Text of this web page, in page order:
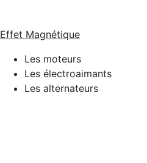
Effet Magnétique
Les moteurs
Les électroaimants
Les alternateurs